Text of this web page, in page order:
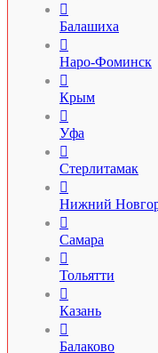

Балашиха

Наро-Фоминск

Крым

Уфа

Стерлитамак

Нижний

Самара

Тольятти

Казань

Балаково